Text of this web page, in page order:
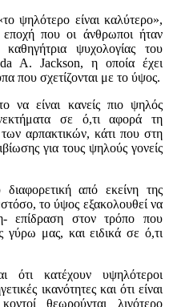
ψηλότερο είναι καλύτερο»,
εποχή που οι άνθρωποι ήταν
ψυχολογίας του
A. Jackson, η οποία έχει
που σχετίζονται με το ύψος.
είναι κανείς πιο ψηλός
σε ό,τι αφορά τη
αρπακτικών, κάτι που στη
για τους ψηλούς γονείς
από εκείνη της
το ύψος εξακολουθεί να
επίδραση στον τρόπο που
γύρω μας, και ειδικά σε ό,τι
ότι κατέχουν υψηλότεροι
ικανότητες και ότι είναι
θεωρούνται λιγότερο